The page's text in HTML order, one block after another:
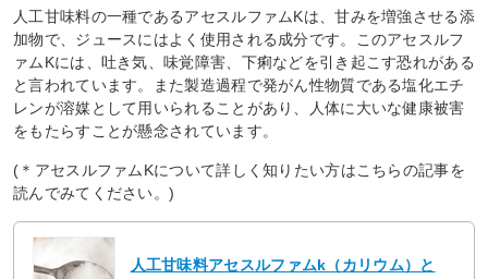
人工甘味料の一種であるアセスルファムKは、甘みを増強させる添
加物で、ジュースにはよく使用される成分です。このアセスルフ
ァムKには、吐き気、味覚障害、下痢などを引き起こす恐れがある
と言われています。また製造過程で発がん性物質である塩化エチ
レンが溶媒として用いられることがあり、人体に大いな健康被害
をもたらすことが懸念されています。
(＊アセスルファムKについて詳しく知りたい方はこちらの記事を
読んでみてください。)
人工甘味料アセスルファムk（カリウム）と